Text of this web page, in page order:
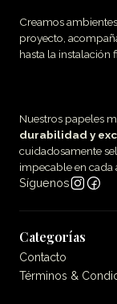
Creamos
proyecto,
hasta la instalación
Nuestros papeles
durabilidad y
cuidadosamente
impecable en cada
Síguenos
Categorías
Contacto
Términos &